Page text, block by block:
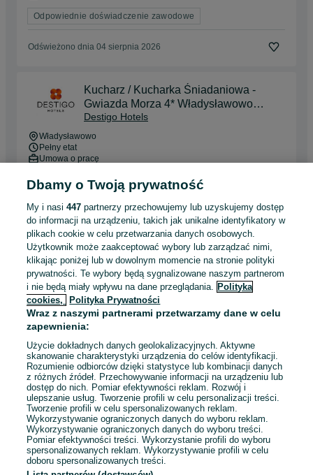
Odpowiednie doświadczenie zawodowe
Odświeżono dnia 04 sierpnia 2026
Kucharz / Kucharka Śniadaniowa -
Gwiazda Morza 4* Władysławowo
Destigo Hotels
Destigo Hotels
Władysławowo
Pełny etat
Umowa o pracę
Specjalne wymagania: Książeczka sanepidowska
Odpowiednie doświadczenie zawodowe
Odświeżono dnia 04 sierpnia 2026
Kucharz / Kucharka bufetowa - Shuum
Boutique Hotel Destigo Hotels
Destigo Hotels
Kołobrzeg
Pełny etat
Specjalne wymagania: Książeczka sanepidowska
Odpowiednie doświadczenie zawodowe
Dyspozycyjność: Praca zmianowa
Odświeżono dnia 03 sierpnia 2026
Dbamy o Twoją prywatność
My i nasi447 partnerzy przechowujemy lub uzyskujemy dostęp
do informacji na urządzeniu, takich jak unikalne identyfikatory w
plikach cookie w celu przetwarzania danych osobowych.
Użytkownik może zaakceptować wybory lub zarządzać nimi,
klikając poniżej lub w dowolnym momencie na stronie polityki
prywatności. Te wybory będą sygnalizowane naszym partnerom
i nie będą miały wpływu na dane przeglądania. Polityka
cookies,
Polityka Prywatności
Wraz z naszymi partnerami przetwarzamy dane w celu
zapewnienia:
Użycie dokładnych danych geolokalizacyjnych. Aktywne
skanowanie charakterystyki urządzenia do celów identyfikacji.
Rozumienie odbiorców dzięki statystyce lub kombinacji danych
z różnych źródeł. Przechowywanie informacji na urządzeniu lub
dostęp do nich. Pomiar efektywności reklam. Rozwój i
ulepszanie usług. Tworzenie profili w celu personalizacji treści.
Tworzenie profili w celu spersonalizowanych reklam.
Wykorzystywanie ograniczonych danych do wyboru reklam.
Wykorzystywanie ograniczonych danych do wyboru treści.
Pomiar efektywności treści. Wykorzystanie profili do wyboru
spersonalizowanych reklam. Wykorzystywanie profili w celu
doboru spersonalizowanych treści.